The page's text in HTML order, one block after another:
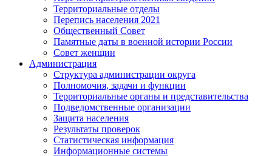
Территориальные отделы
Перепись населения 2021
Общественный Совет
Памятные даты в военной истории России
Совет женщин
Администрация
Структура администрации округа
Полномочия, задачи и функции
Территориальные органы и представительства
Подведомственные организации
Защита населения
Результаты проверок
Статистическая информация
Информационные системы